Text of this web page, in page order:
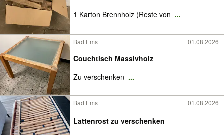
1 Karton Brennholz (Reste von ...
Bad Ems 01.08.2026
Couchtisch Massivholz
Zu verschenken ...
Bad Ems 01.08.2026
Lattenrost zu verschenken